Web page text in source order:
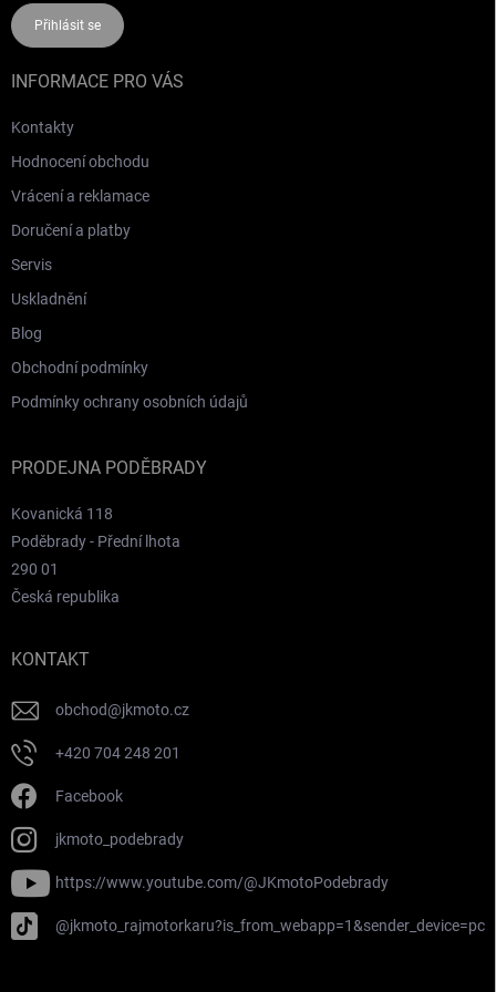
Přihlásit se
INFORMACE PRO VÁS
Kontakty
Hodnocení obchodu
Vrácení a reklamace
Doručení a platby
Servis
Uskladnění
Blog
Obchodní podmínky
Podmínky ochrany osobních údajů
PRODEJNA PODĚBRADY
Kovanická 118
Poděbrady - Přední lhota
290 01
Česká republika
KONTAKT
obchod@jkmoto.cz
+420 704 248 201
Facebook
jkmoto_podebrady
https://www.youtube.com/@JKmotoPodebrady
@jkmoto_rajmotorkaru?is_from_webapp=1&sender_device=pc